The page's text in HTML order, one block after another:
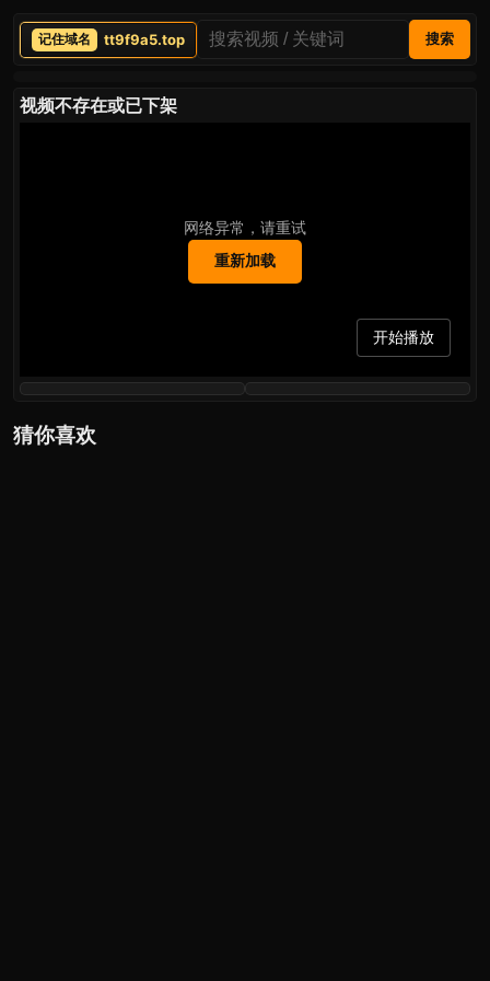
tt9f9a5.top 搜索
视频不存在或已下架
网络异常，请重试
重新加载
开始播放
猜你喜欢